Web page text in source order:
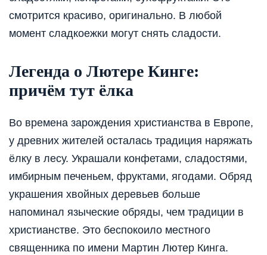
смотрится красиво, оригинально. В любой
момент сладкоежки могут снять сладости.
Легенда о Лютере Кинге:
причём тут ёлка
Во времена зарождения христианства в Европе,
у древних жителей осталась традиция наряжать
ёлку в лесу. Украшали конфетами, сладостями,
имбирным печеньем, фруктами, ягодами. Обряд
украшения хвойных деревьев больше
напоминал языческие обряды, чем традиции в
христианстве. Это беспокоило местного
священника по имени Мартин Лютер Кинга.